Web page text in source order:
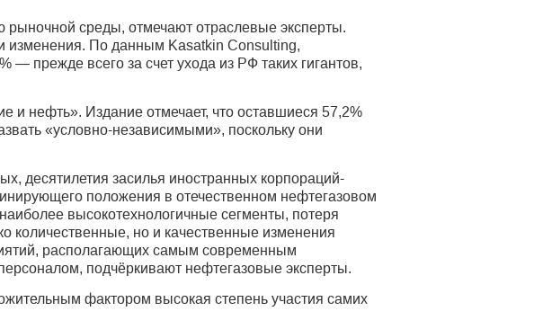
рыночной среды, отмечают отраслевые эксперты.
изменения. По данным Kasatkin Consulting,
прежде всего за счет ухода из РФ таких гигантов,
нефть». Издание отмечает, что оставшиеся 57,2%
«условно-независимыми», поскольку они
десятилетия засилья иностранных корпораций-
положения в отечественном нефтегазовом
высокотехнологичные сегменты, потеря
количественные, но и качественные изменения
располагающих самым современным
подчёркивают нефтегазовые эксперты.
фактором высокая степень участия самих